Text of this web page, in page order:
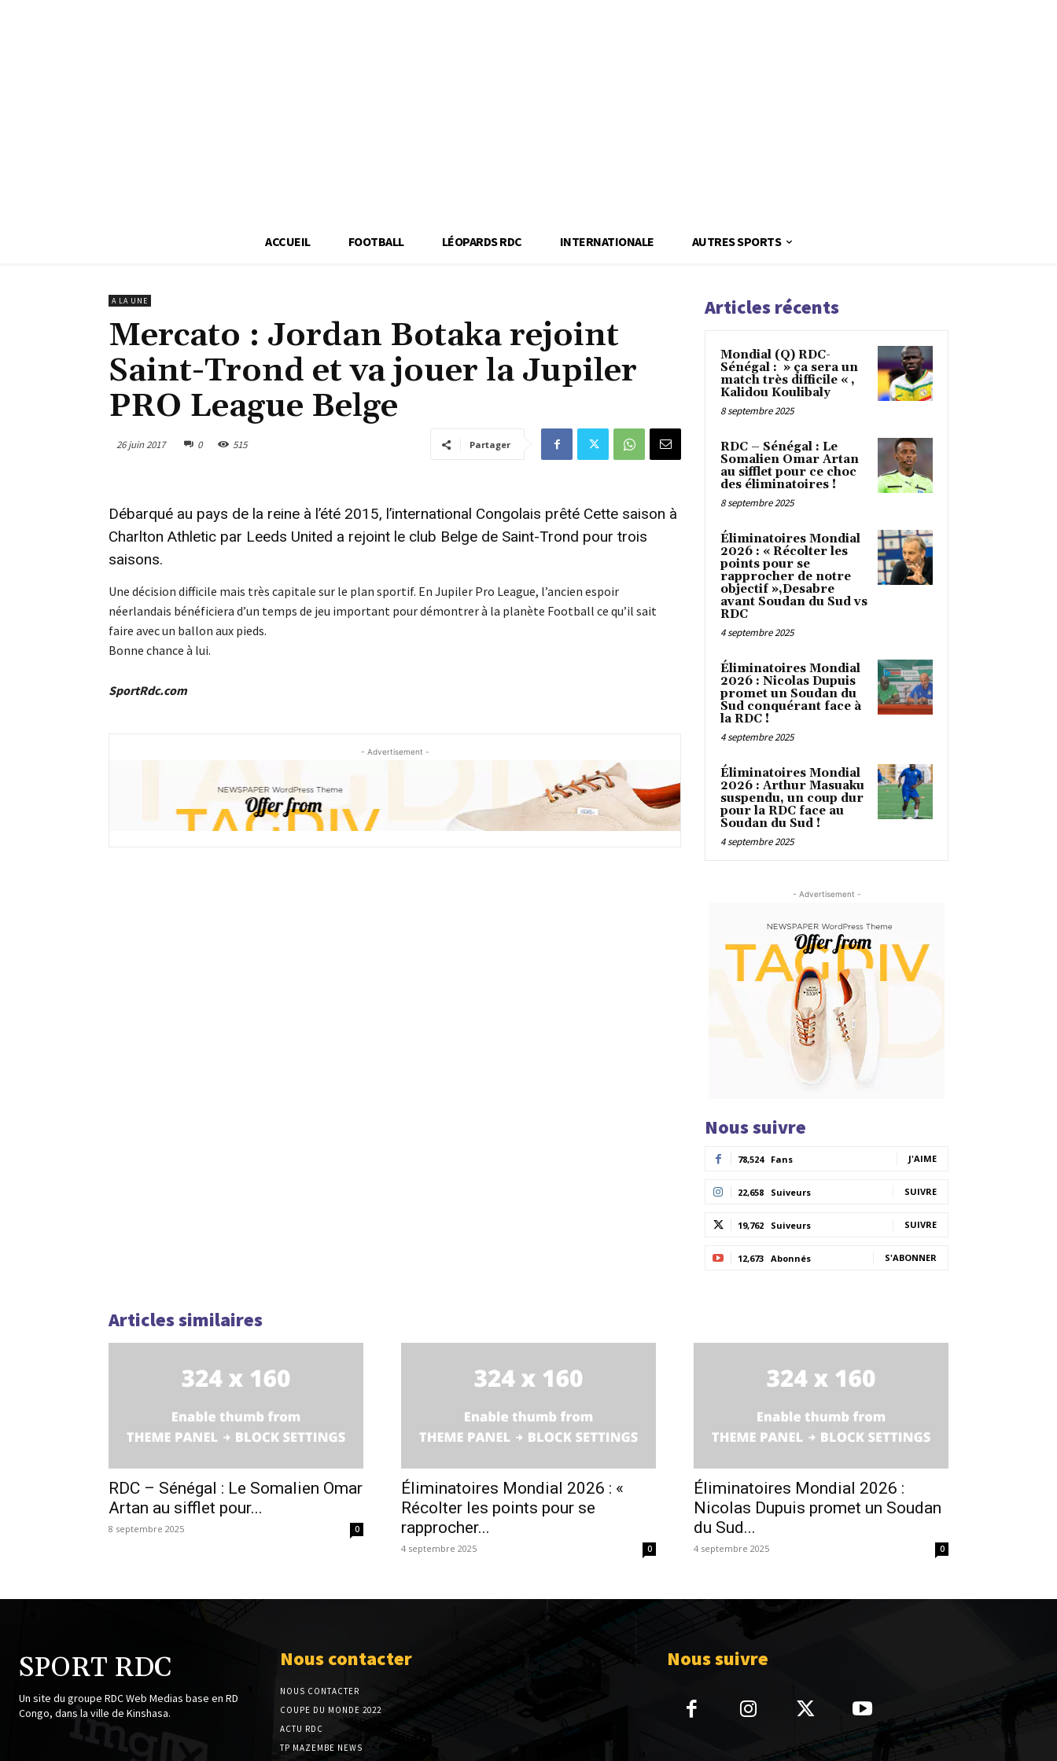
ACCUEIL FOOTBALL LÉOPARDS RDC INTERNATIONALE AUTRES SPORTS
A LA UNE
Mercato : Jordan Botaka rejoint
Saint-Trond et va jouer la Jupiler
PRO League Belge
26 juin 2017 0 515 Partager
Débarqué au pays de la reine à l’été 2015, l’international Congolais prêté Cette saison à
Charlton Athletic par Leeds United a rejoint le club Belge de Saint-Trond pour trois
saisons.
Une décision difficile mais très capitale sur le plan sportif. En Jupiler Pro League, l’ancien espoir
néerlandais bénéficiera d’un temps de jeu important pour démontrer à la planète Football ce qu’il sait
faire avec un ballon aux pieds.
Bonne chance à lui.
SportRdc.com
- Advertisement -
Articles récents
Mondial (Q) RDC-
Sénégal : » ça sera un
match très difficile « ,
Kalidou Koulibaly
8 septembre 2025
RDC – Sénégal : Le
Somalien Omar Artan
au sifflet pour ce choc
des éliminatoires !
8 septembre 2025
Éliminatoires Mondial
2026 : « Récolter les
points pour se
rapprocher de notre
objectif »,Desabre
avant Soudan du Sud vs
RDC
4 septembre 2025
Éliminatoires Mondial
2026 : Nicolas Dupuis
promet un Soudan du
Sud conquérant face à
la RDC !
4 septembre 2025
Éliminatoires Mondial
2026 : Arthur Masuaku
suspendu, un coup dur
pour la RDC face au
Soudan du Sud !
4 septembre 2025
- Advertisement -
Nous suivre
78,524 Fans J'AIME
22,658 Suiveurs SUIVRE
19,762 Suiveurs SUIVRE
12,673 Abonnés S'ABONNER
Articles similaires
RDC – Sénégal : Le Somalien Omar
Artan au sifflet pour...
8 septembre 2025 0
Éliminatoires Mondial 2026 : «
Récolter les points pour se
rapprocher...
4 septembre 2025 0
Éliminatoires Mondial 2026 :
Nicolas Dupuis promet un Soudan
du Sud...
4 septembre 2025 0
SPORT RDC
Un site du groupe RDC Web Medias base en RD
Congo, dans la ville de Kinshasa.
Nous contacter
NOUS CONTACTER
COUPE DU MONDE 2022
ACTU RDC
TP MAZEMBE NEWS
Nous suivre